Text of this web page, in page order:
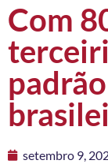
Com
setembro 9,